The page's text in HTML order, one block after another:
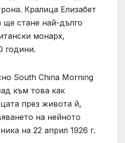
Кралица Елизабет
ще стане най-дълго
монарх,
години.
South China Morning
към това как
през живота й,
на нейното
на 22 април 1926 г.